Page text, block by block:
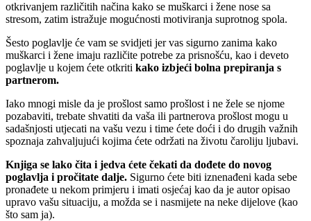
otkrivanjem različitih načina kako se muškarci i žene nose sa
stresom, zatim istražuje mogućnosti motiviranja suprotnog spola.
Šesto poglavlje će vam se svidjeti jer vas sigurno zanima kako
muškarci i žene imaju različite potrebe za prisnošću, kao i deveto
poglavlje u kojem ćete otkriti kako izbjeći bolna prepiranja s
partnerom.
Iako mnogi misle da je prošlost samo prošlost i ne žele se njome
pozabaviti, trebate shvatiti da vaša ili partnerova prošlost mogu u
sadašnjosti utjecati na vašu vezu i time ćete doći i do drugih važnih
spoznaja zahvaljujući kojima ćete održati na životu čaroliju ljubavi.
Knjiga se lako čita i jedva ćete čekati da dođete do novog
poglavlja i pročitate dalje. Sigurno ćete biti iznenađeni kada sebe
pronađete u nekom primjeru i imati osjećaj kao da je autor opisao
upravo vašu situaciju, a možda se i nasmijete na neke dijelove (kao
što sam ja).